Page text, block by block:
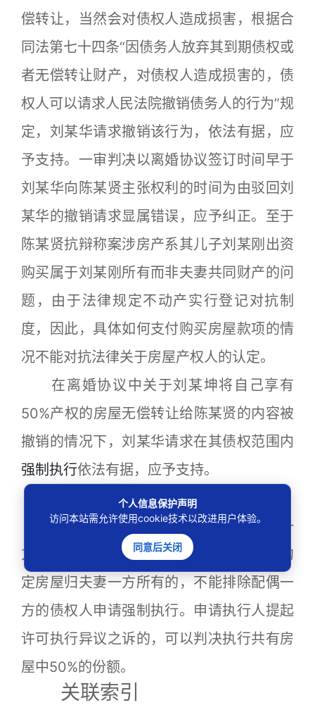
偿转让，当然会对债权人造成损害，根据合
同法第七十四条“因债务人放弃其到期债权或
者无偿转让财产，对债权人造成损害的，债
权人可以请求人民法院撤销债务人的行为”规
定，刘某华请求撤销该行为，依法有据，应
予支持。一审判决以离婚协议签订时间早于
刘某华向陈某贤主张权利的时间为由驳回刘
某华的撤销请求显属错误，应予纠正。至于
陈某贤抗辩称案涉房产系其儿子刘某刚出资
购买属于刘某刚所有而非夫妻共同财产的问
题，由于法律规定不动产实行登记对抗制
度，因此，具体如何支付购买房屋款项的情
况不能对抗法律关于房屋产权人的认定。
在离婚协议中关于刘某坤将自己享有
50%产权的房屋无偿转让给陈某贤的内容被
撤销的情况下，刘某华请求在其债权范围内
强制执行依法有据，应予支持。
裁判要旨
夫妻共同财产中的一半份额，是配偶一
方债务的责任财产，债务形成后离婚协议约
定房屋归夫妻一方所有的，不能排除配偶一
方的债权人申请强制执行。申请执行人提起
许可执行异议之诉的，可以判决执行共有房
屋中50%的份额。
关联索引
个人信息保护声明
访问本站需允许使用cookie技术以改进用户体验。
同意后关闭